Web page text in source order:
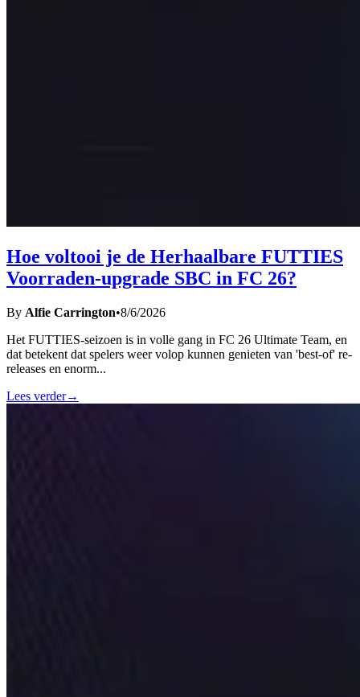
Hoe voltooi je de Herhaalbare FUTTIES
Voorraden-upgrade SBC in FC 26?
By Alfie Carrington•8/6/2026
Het FUTTIES-seizoen is in volle gang in FC 26 Ultimate Team, en
dat betekent dat spelers weer volop kunnen genieten van 'best-of' re-
releases en enorm...
Lees verder→